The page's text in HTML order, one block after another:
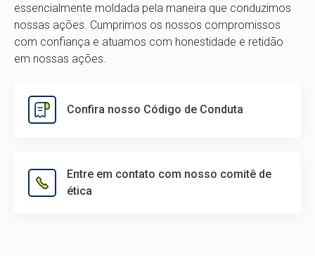
essencialmente moldada pela maneira que conduzimos
nossas ações. Cumprimos os nossos compromissos
com confiança e atuamos com honestidade e retidão
em nossas ações.
Confira nosso Código de Conduta
Entre em contato com nosso comitê de
ética